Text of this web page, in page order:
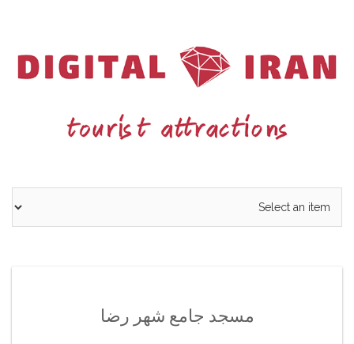
مسجد جامع شهر رضا